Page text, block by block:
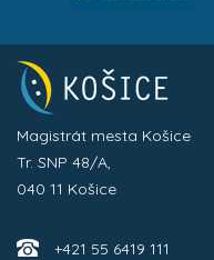
Magistrát mesta Košice
Tr. SNP 48/A,
040 11 Košice
+421 55 6419 111